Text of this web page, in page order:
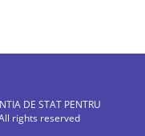
DE STAT PENTRU
All rights reserved